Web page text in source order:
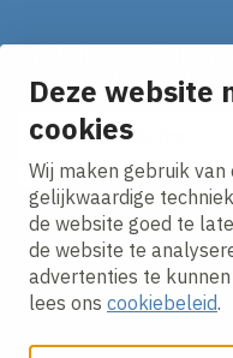
Deze website
cookies
Wij maken gebruik van
gelijkwaardige
de website goed te
de website te
advertenties te
lees ons cookiebeleid.
Ontvang onze
E-mailadres
Ik ga akkoord met het